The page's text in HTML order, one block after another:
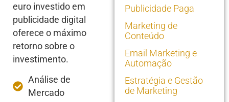
euro investido em
publicidade digital
oferece o máximo
retorno sobre o
investimento.
Análise de
Mercado
Publicidade Paga
Marketing de
Conteúdo
Email Marketing e
Automação
Estratégia e Gestão
de Marketing